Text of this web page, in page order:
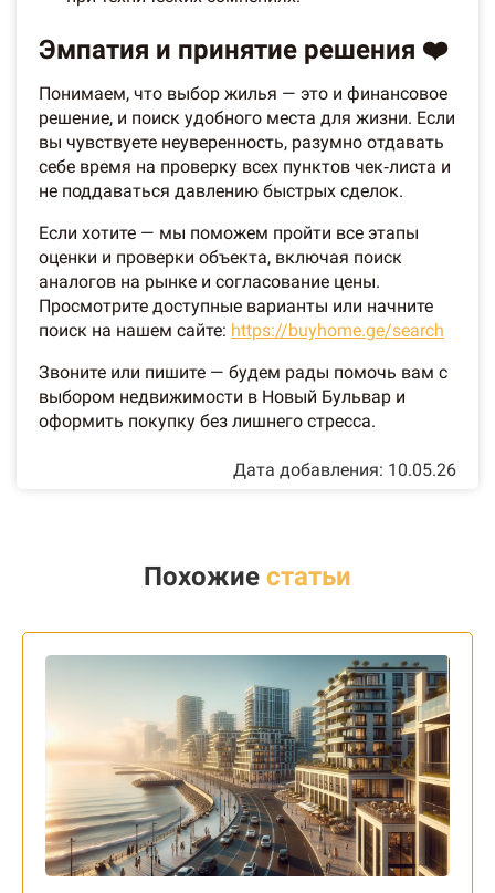
Эмпатия и принятие решения ❤️
Понимаем, что выбор жилья — это и финансовое
решение, и поиск удобного места для жизни. Если
вы чувствуете неуверенность, разумно отдавать
себе время на проверку всех пунктов чек‑листа и
не поддаваться давлению быстрых сделок.
Если хотите — мы поможем пройти все этапы
оценки и проверки объекта, включая поиск
аналогов на рынке и согласование цены.
Просмотрите доступные варианты или начните
поиск на нашем сайте: https://buyhome.ge/search
Звоните или пишите — будем рады помочь вам с
выбором недвижимости в Новый Бульвар и
оформить покупку без лишнего стресса.
Дата добавления: 10.05.26
Похожие статьи